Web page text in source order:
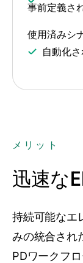
事前定義さ
使用済みシ
自動化
メリット
迅速な
持続可能なエ
みの統合され
PDワークフロ